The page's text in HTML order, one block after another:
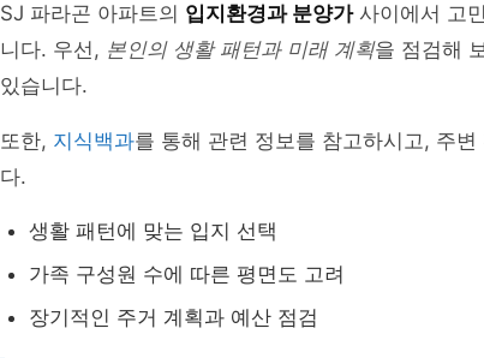
SJ 파라곤 아파트의 입지환경과 분양가사이에서 고
니다. 우선, 본인의 생활 패턴과 미래 계획을 점검해
있습니다.
또한, 지식백과를 통해 관련 정보를 참고하시고, 주
다.
생활 패턴에 맞는 입지 선택
가족 구성원 수에 따른 평면도 고려
장기적인 주거 계획과 예산 점검